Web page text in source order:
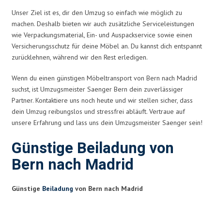
Unser Ziel ist es, dir den Umzug so einfach wie möglich zu
machen. Deshalb bieten wir auch zusätzliche Serviceleistungen
wie Verpackungsmaterial, Ein- und Auspackservice sowie einen
Versicherungsschutz für deine Möbel an. Du kannst dich entspannt
zurücklehnen, während wir den Rest erledigen.
Wenn du einen günstigen Möbeltransport von Bern nach Madrid
suchst, ist Umzugsmeister Saenger Bern dein zuverlässiger
Partner. Kontaktiere uns noch heute und wir stellen sicher, dass
dein Umzug reibungslos und stressfrei abläuft. Vertraue auf
unsere Erfahrung und lass uns dein Umzugsmeister Saenger sein!
Günstige Beiladung von
Bern nach Madrid
Günstige Beiladung von Bern nach Madrid